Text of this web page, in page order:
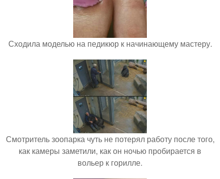
Сходила моделью на педикюр к начинающему мастеру.
Смотритель зоопарка чуть не потерял работу после того,
как камеры заметили, как он ночью пробирается в
вольер к горилле.